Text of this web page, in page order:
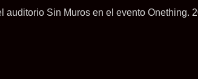
auditorio Sin Muros en el evento Onething.